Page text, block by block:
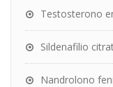
Testosterono
Sildenafilio
Nandrolono